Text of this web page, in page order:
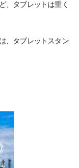
、タブレットは重く
、タブレットスタン